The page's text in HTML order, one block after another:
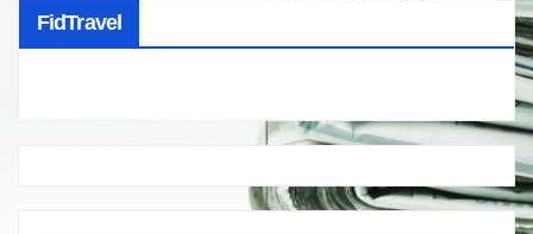
FidTravel